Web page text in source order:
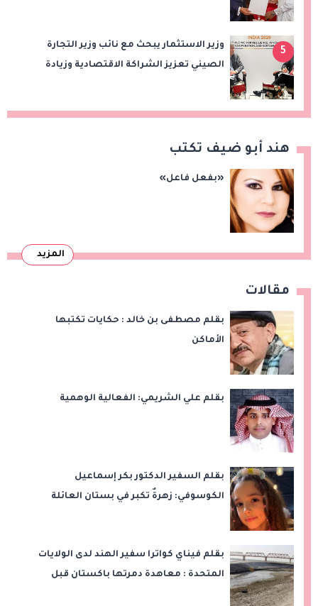
5
وزير الاستثمار يبحث مع نائب وزير التجارة
الصيني تعزيز الشراكة الاقتصادية وزيادة
هند أبو ضيف تكتب
«بفعل فاعل»
المزيد
مقالات
بقلم مصطفى بن خالد : حكايات تكتبها
الأماكن
بقلم علي الشريمي: الفعالية الوهمية
بقلم السفير الدكتور بكر إسماعيل
الكوسوفي: زهرةٌ تكبر في بستان العائلة
بقلم فيناي كواترا سفير الهند لدى الولايات
المتحدة : معاهدة دمرتها باكستان قبل